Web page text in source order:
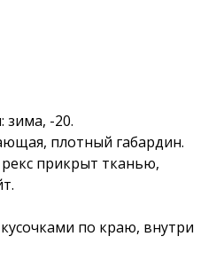
-20.
плотный габардин.
прикрыт тканью,
по краю, внутри